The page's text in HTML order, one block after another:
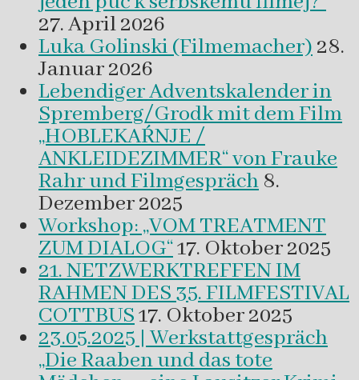
27. April 2026
Luka Golinski (Filmemacher)28.
Januar 2026
Lebendiger Adventskalender in
Spremberg/Grodk mit dem Film
„HOBLEKAŔNJE /
ANKLEIDEZIMMER“ von Frauke
Rahr und Filmgespräch 8.
Dezember 2025
Workshop: „VOM TREATMENT
ZUM DIALOG“17. Oktober 2025
21. NETZWERKTREFFEN IM
RAHMEN DES 35. FILMFESTIVAL
COTTBUS17. Oktober 2025
23.05.2025 | Werkstattgespräch
„Die Raaben und das tote